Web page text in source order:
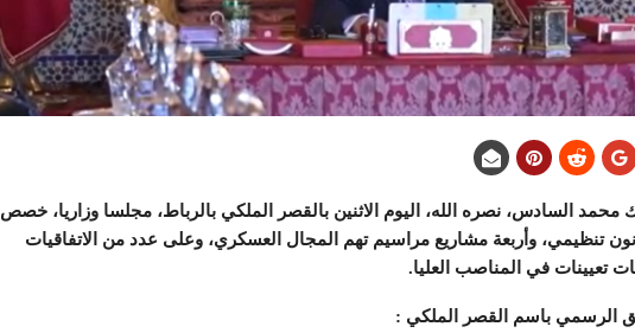
السادس، نصره الله، اليوم الاثنين بالقصر الملكي بالرباط، مجلسا وزاريا، خصص
تنظيمي، وأربعة مشاريع مراسيم تهم المجال العسكري، وعلى عدد من الاتفاقيات
تعيينات في المناصب العليا.
الرسمي باسم القصر الملكي :